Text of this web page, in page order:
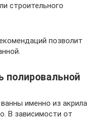
строительного
позволит
полировальной
именно из акрила
В зависимости от